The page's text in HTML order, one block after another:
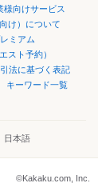
様向けサービス
け）について
ミアム
スト予約）
法に基づく表記
キーワード一覧
日本語
©Kakaku.com, Inc.